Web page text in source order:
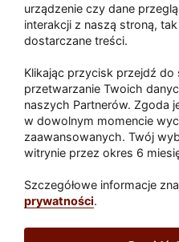
Akcja
Paliwa
Raport Dodaj raport
Sport
Lubuskie24.pl
urządzenie czy dane
interakcji z naszą stroną,
dostarczane treści.
Klikając przycisk przejdź
przetwarzanie Twoich
naszych Partnerów. Zgoda
w dowolnym momencie
zaawansowanych. Twój
witrynie przez okres 6
Szczegółowe informacje
prywatności.